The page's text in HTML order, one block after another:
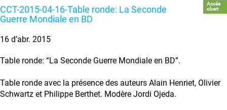
CCT-2015-04-16-Table ronde: La Seconde
Guerre Mondiale en BD
Accés
obert
16 d’abr. 2015
Table ronde: “La Seconde Guerre Mondiale en BD”.
Table ronde avec la présence des auteurs Alain Henriet, Olivier
Schwartz et Philippe Berthet. Modère Jordi Ojeda.